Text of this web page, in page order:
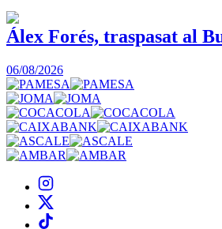
Álex Forés, traspasat al
06/08/2026